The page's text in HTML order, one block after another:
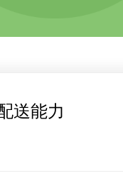
送能力